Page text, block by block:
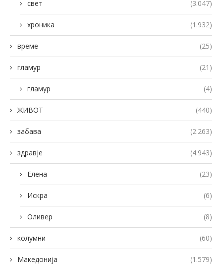
свет (3.047)
хроника (1.932)
време (25)
гламур (21)
гламур (4)
ЖИВОТ (440)
забава (2.263)
здравје (4.943)
Елена (23)
Искра (6)
Оливер (8)
колумни (60)
Македонија (1.579)